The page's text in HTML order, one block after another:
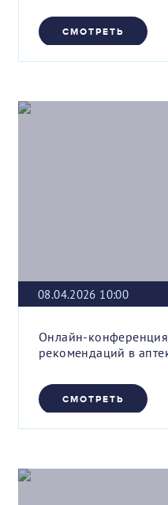
СМОТРЕТЬ
08.04.2026 10:00
Онлайн-
рекомендаций в
СМОТРЕТЬ